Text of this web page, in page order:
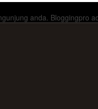
anda. Bloggingpro